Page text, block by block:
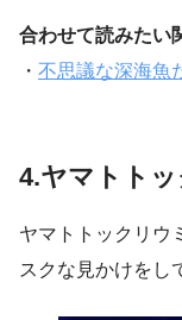
合わせて読みたい
・ 不思議な深海魚
4.ヤマトト
ヤマトトックリウ
スクな見かけをし